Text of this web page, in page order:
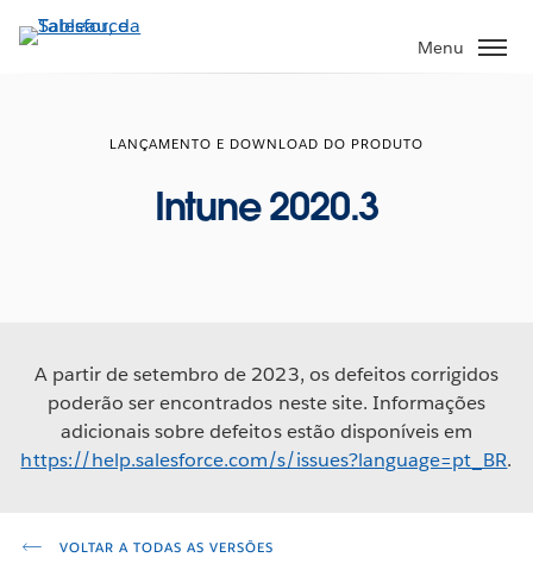
Pular
para
Menu
LANÇAMENTO E DOWNLOAD DO PRODUTO
Intune 2020.3
A partir de setembro de 2023, os defeitos corrigidos
poderão ser encontrados neste site. Informações
adicionais sobre defeitos estão disponíveis em
https://help.salesforce.com/s/issues?language=pt_BR.
VOLTAR A TODAS AS VERSÕES